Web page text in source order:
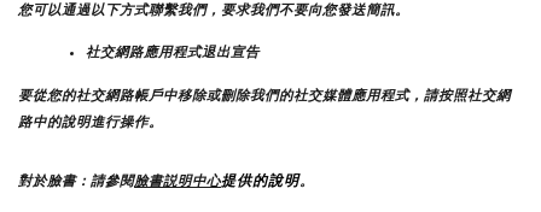
您可以通過以下方式聯繫我們，要求我們不要向您發送簡訊。
社交網路應用程式退出宣告
要從您的社交網路帳戶中移除或刪除我們的社交媒體應用程式，請按照社交網
路中的說明進行操作。
對於臉書：請參閱臉書説明中心提供的說明。